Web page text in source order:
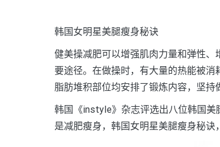
韩国女明星美腿瘦身秘诀
健美操减肥可以增强肌肉力量和弹性
要途径。在做操时，有大量的热能被消
脂肪堆积部位均安排了锻炼内容，坚持
韩国《instyle》杂志评选出八位韩国
是减肥瘦身，韩国女明星美腿瘦身秘诀